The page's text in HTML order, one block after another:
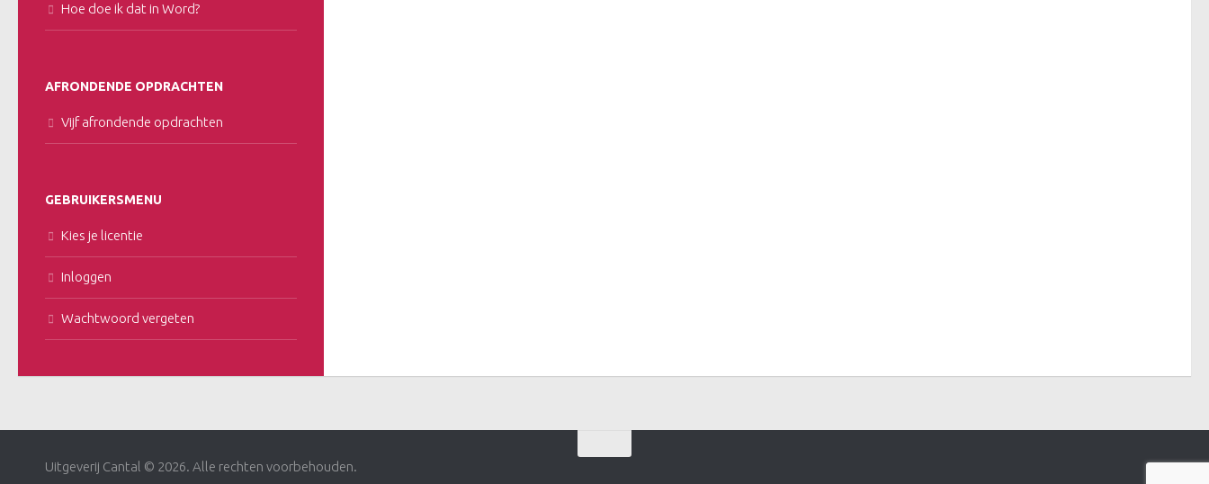
Hoe doe ik dat in Word?
AFRONDENDE OPDRACHTEN
Vijf afrondende opdrachten
GEBRUIKERSMENU
Kies je licentie
Inloggen
Wachtwoord vergeten
Uitgeverij Cantal © 2026. Alle rechten voorbehouden.